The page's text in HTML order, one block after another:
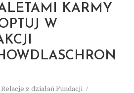
KARMY
W
Relacje z działań Fundacji